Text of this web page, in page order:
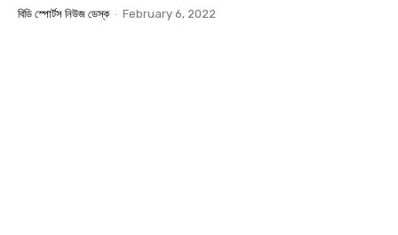
বিডি স্পোর্টস নিউজ ডেস্ক - February 6, 2022